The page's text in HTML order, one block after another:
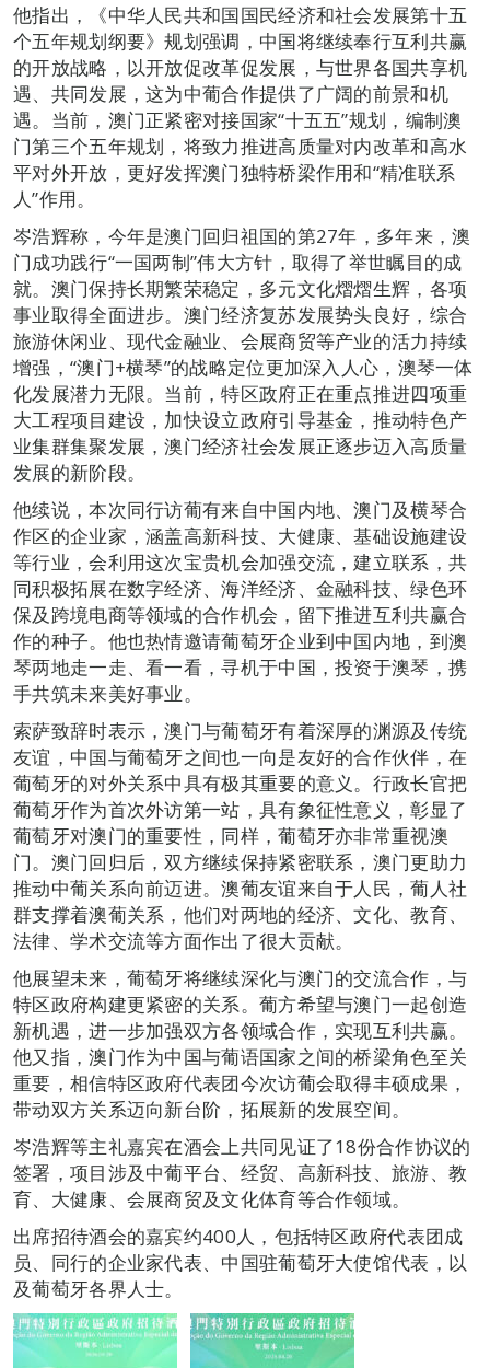
他指出，《中华人民共和国国民经济和社会发展第十五
个五年规划纲要》规划强调，中国将继续奉行互利共赢
的开放战略，以开放促改革促发展，与世界各国共享机
遇、共同发展，这为中葡合作提供了广阔的前景和机
遇。当前，澳门正紧密对接国家“十五五”规划，编制澳
门第三个五年规划，将致力推进高质量对内改革和高水
平对外开放，更好发挥澳门独特桥梁作用和“精准联系
人”作用。
岑浩辉称，今年是澳门回归祖国的第27年，多年来，澳
门成功践行“一国两制”伟大方针，取得了举世瞩目的成
就。澳门保持长期繁荣稳定，多元文化熠熠生辉，各项
事业取得全面进步。澳门经济复苏发展势头良好，综合
旅游休闲业、现代金融业、会展商贸等产业的活力持续
增强，“澳门+横琴”的战略定位更加深入人心，澳琴一体
化发展潜力无限。当前，特区政府正在重点推进四项重
大工程项目建设，加快设立政府引导基金，推动特色产
业集群集聚发展，澳门经济社会发展正逐步迈入高质量
发展的新阶段。
他续说，本次同行访葡有来自中国内地、澳门及横琴合
作区的企业家，涵盖高新科技、大健康、基础设施建设
等行业，会利用这次宝贵机会加强交流，建立联系，共
同积极拓展在数字经济、海洋经济、金融科技、绿色环
保及跨境电商等领域的合作机会，留下推进互利共赢合
作的种子。他也热情邀请葡萄牙企业到中国内地，到澳
琴两地走一走、看一看，寻机于中国，投资于澳琴，携
手共筑未来美好事业。
索萨致辞时表示，澳门与葡萄牙有着深厚的渊源及传统
友谊，中国与葡萄牙之间也一向是友好的合作伙伴，在
葡萄牙的对外关系中具有极其重要的意义。行政长官把
葡萄牙作为首次外访第一站，具有象征性意义，彰显了
葡萄牙对澳门的重要性，同样，葡萄牙亦非常重视澳
门。澳门回归后，双方继续保持紧密联系，澳门更助力
推动中葡关系向前迈进。澳葡友谊来自于人民，葡人社
群支撑着澳葡关系，他们对两地的经济、文化、教育、
法律、学术交流等方面作出了很大贡献。
他展望未来，葡萄牙将继续深化与澳门的交流合作，与
特区政府构建更紧密的关系。葡方希望与澳门一起创造
新机遇，进一步加强双方各领域合作，实现互利共赢。
他又指，澳门作为中国与葡语国家之间的桥梁角色至关
重要，相信特区政府代表团今次访葡会取得丰硕成果，
带动双方关系迈向新台阶，拓展新的发展空间。
岑浩辉等主礼嘉宾在酒会上共同见证了18份合作协议的
签署，项目涉及中葡平台、经贸、高新科技、旅游、教
育、大健康、会展商贸及文化体育等合作领域。
出席招待酒会的嘉宾约400人，包括特区政府代表团成
员、同行的企业家代表、中国驻葡萄牙大使馆代表，以
及葡萄牙各界人士。